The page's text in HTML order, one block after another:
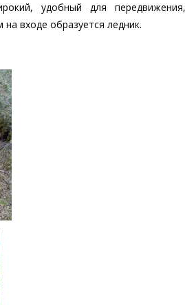
удобный для передвижения,
входе образуется ледник.